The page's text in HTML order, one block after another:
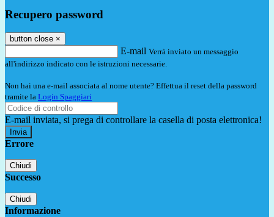
Recupero password
button close ×
E-mail Verrà inviato un messaggio
all'indirizzo indicato con le istruzioni necessarie.
Non hai una e-mail associata al nome utente? Effettua il reset della password
tramite la Login Spaggiari
E-mail inviata, si prega di controllare la casella di posta elettronica!
Errore
Chiudi
Successo
Chiudi
Informazione